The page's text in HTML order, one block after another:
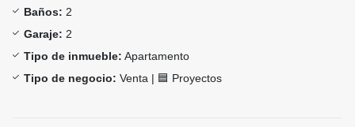
Baños: 2
Garaje: 2
Tipo de inmueble: Apartamento
Tipo de negocio: Venta | 🟦 Proyectos